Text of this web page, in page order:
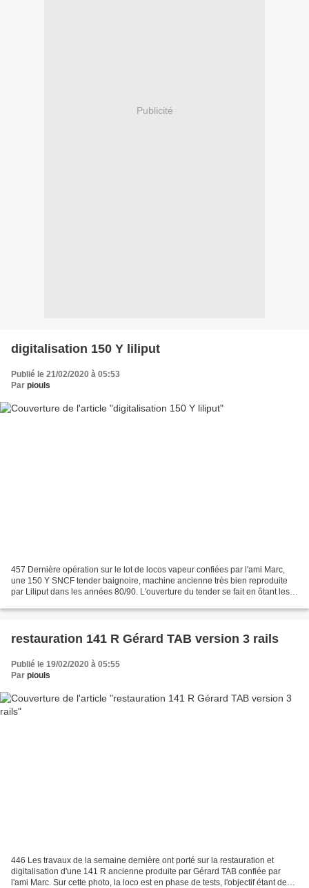
Publicité
digitalisation 150 Y liliput
Publié le 21/02/2020 à 05:53
Par piouls
457 Dernière opération sur le lot de locos vapeur confiées par l'ami Marc,
une 150 Y SNCF tender baignoire, machine ancienne très bien reproduite
par Liliput dans les années 80/90. L'ouverture du tender se fait en ôtant les
restauration 141 R Gérard TAB version 3 rails
Publié le 19/02/2020 à 05:55
Par piouls
446 Les travaux de la semaine dernière ont porté sur la restauration et
digitalisation d'une 141 R ancienne produite par Gérard TAB confiée par
l'ami Marc. Sur cette photo, la loco est en phase de tests, l'objectif étant de